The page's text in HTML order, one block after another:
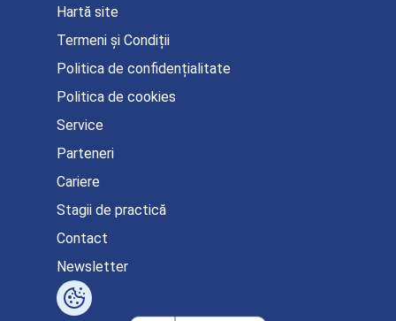
Hartă site
Termeni și Condiții
Politica de confidențialitate
Politica de cookies
Service
Parteneri
Cariere
Stagii de practică
Contact
Newsletter